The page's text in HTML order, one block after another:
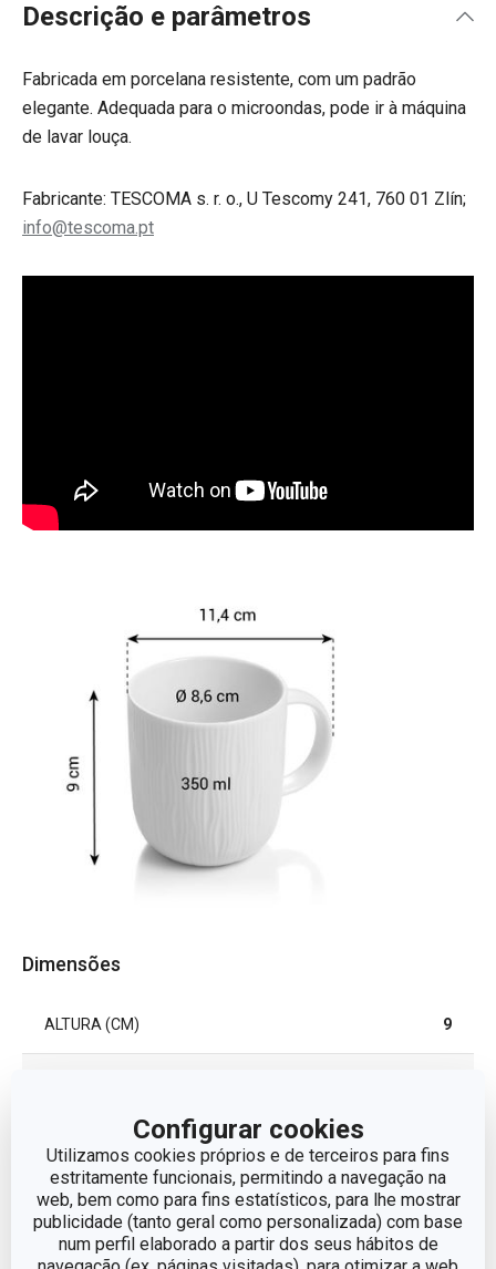
Configurar cookies
Utilizamos cookies próprios e de terceiros para fins
estritamente funcionais, permitindo a navegação na
web, bem como para fins estatísticos, para lhe mostrar
publicidade (tanto geral como personalizada) com base
num perfil elaborado a partir dos seus hábitos de
Descrição e parâmetros
Fabricada em porcelana resistente, com um padrão
elegante. Adequada para o microondas, pode ir à máquina
de lavar louça.
Fabricante: TESCOMA s. r. o., U Tescomy 241, 760 01 Zlín;
info@tescoma.pt
Dimensões
ALTURA (CM) 9
COMPRIMENTO (CM)
DIÂMETRO 8.6